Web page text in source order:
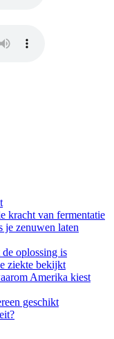
kracht van fermentatie
je zenuwen laten
oplossing is
ziekte bekijkt
Amerika kiest
geschikt